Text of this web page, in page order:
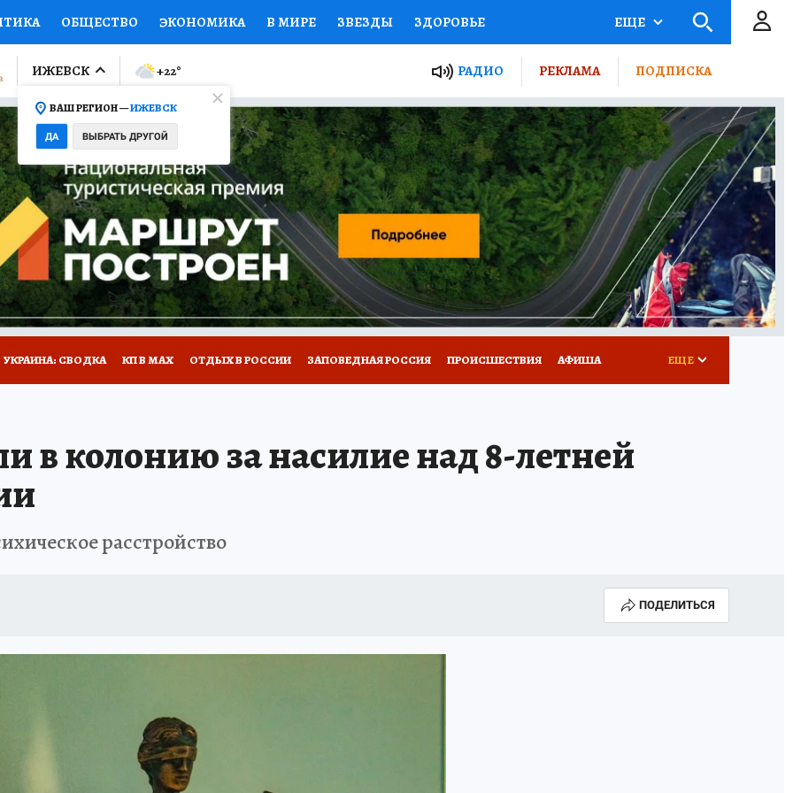
ОБЩЕСТВО ЭКОНОМИКА В МИРЕ ЗВЕЗДЫ ЗДОРОВЬЕ
ПРОИСШЕСТВИЯ НАЦИОНАЛЬНЫЕ ПРОЕКТЫ РОССИИ
ОТКРЫВАЕМ МИР Я ЗНАЮ СЕМЬЯ ЖЕНСКИЕ СЕКРЕТЫ ПУТЕВОДИТЕЛЬ
ПРОМОКОДЫ СЕРИАЛЫ СПЕЦПРОЕКТЫ ДЕФИЦИТ ЖЕЛЕЗА ТУРИЗМ
КОЛЛЕКЦИИ КОНКУРСЫ РАБОТА У НАС ГИД ПОТРЕБИТЕЛЯ ВСЕ О КП
САЙТЕ
ЕЩЕ
ИЖЕВСК
ВАШ РЕГИОН —ИЖЕВСК
ДА ВЫБРАТЬ ДРУГОЙ
+22° РАДИО РЕКЛАМА ПОДПИСКА
УКРАИНА: СВОДКА КП В МАХ ОТДЫХ В РОССИИ ЗАПОВЕДНАЯ РОССИЯ ПРОИСШЕСТВИЯ АФИША ЕЩЕ
в колонию за насилие над 8-летней
расстройство
ПОДЕЛИТЬСЯ